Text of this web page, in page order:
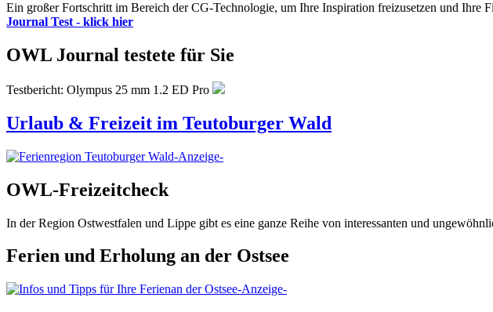
Ein großer Fortschritt im Bereich der CG-Technologie, um Ihre Inspiration freizusetzen und Ihre
Journal Test - klick hier
OWL Journal testete für Sie
Testbericht: Olympus 25 mm 1.2 ED Pro
Urlaub & Freizeit im Teutoburger Wald
-Anzeige-
OWL-Freizeitcheck
In der Region Ostwestfalen und Lippe gibt es eine ganze Reihe von interessanten und
Ferien und Erholung an der Ostsee
-Anzeige-